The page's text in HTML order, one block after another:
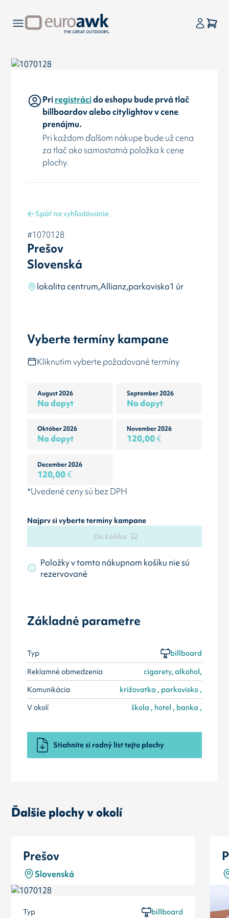
Priregistrácido eshopu bude prvá tlač
billboardov alebo citylightov v cene
prenájmu.
Pri každom ďalšom nákupe bude už cena
za tlač ako samostatná položka k cene
plochy.
Späť na vyhľadávanie
#1070128
Prešov
Slovenská
lokalita centrum,Allianz,parkovisko1 úr
Vyberte termíny kampane
Kliknutím vyberte požadované termíny
August 2026
Na dopyt
September 2026
Na dopyt
Október 2026
Na dopyt
November 2026
120,00€
December 2026
120,00€
*Uvedené ceny sú bez DPH
Najprv si vyberte termíny kampane
Do košíka
Položky v tomto nákupnom košíku nie sú
rezervované
Základné parametre
Typ
billboard
Reklamné obmedzenia
cigarety, alkohol,
Komunikácia
križovatka , parkovisko ,
V okolí
škola , hotel , banka ,
Stiahnite si rodný list tejto plochy
Ďalšie plochy v okolí
Prešov
Slovenská
Typ billboard